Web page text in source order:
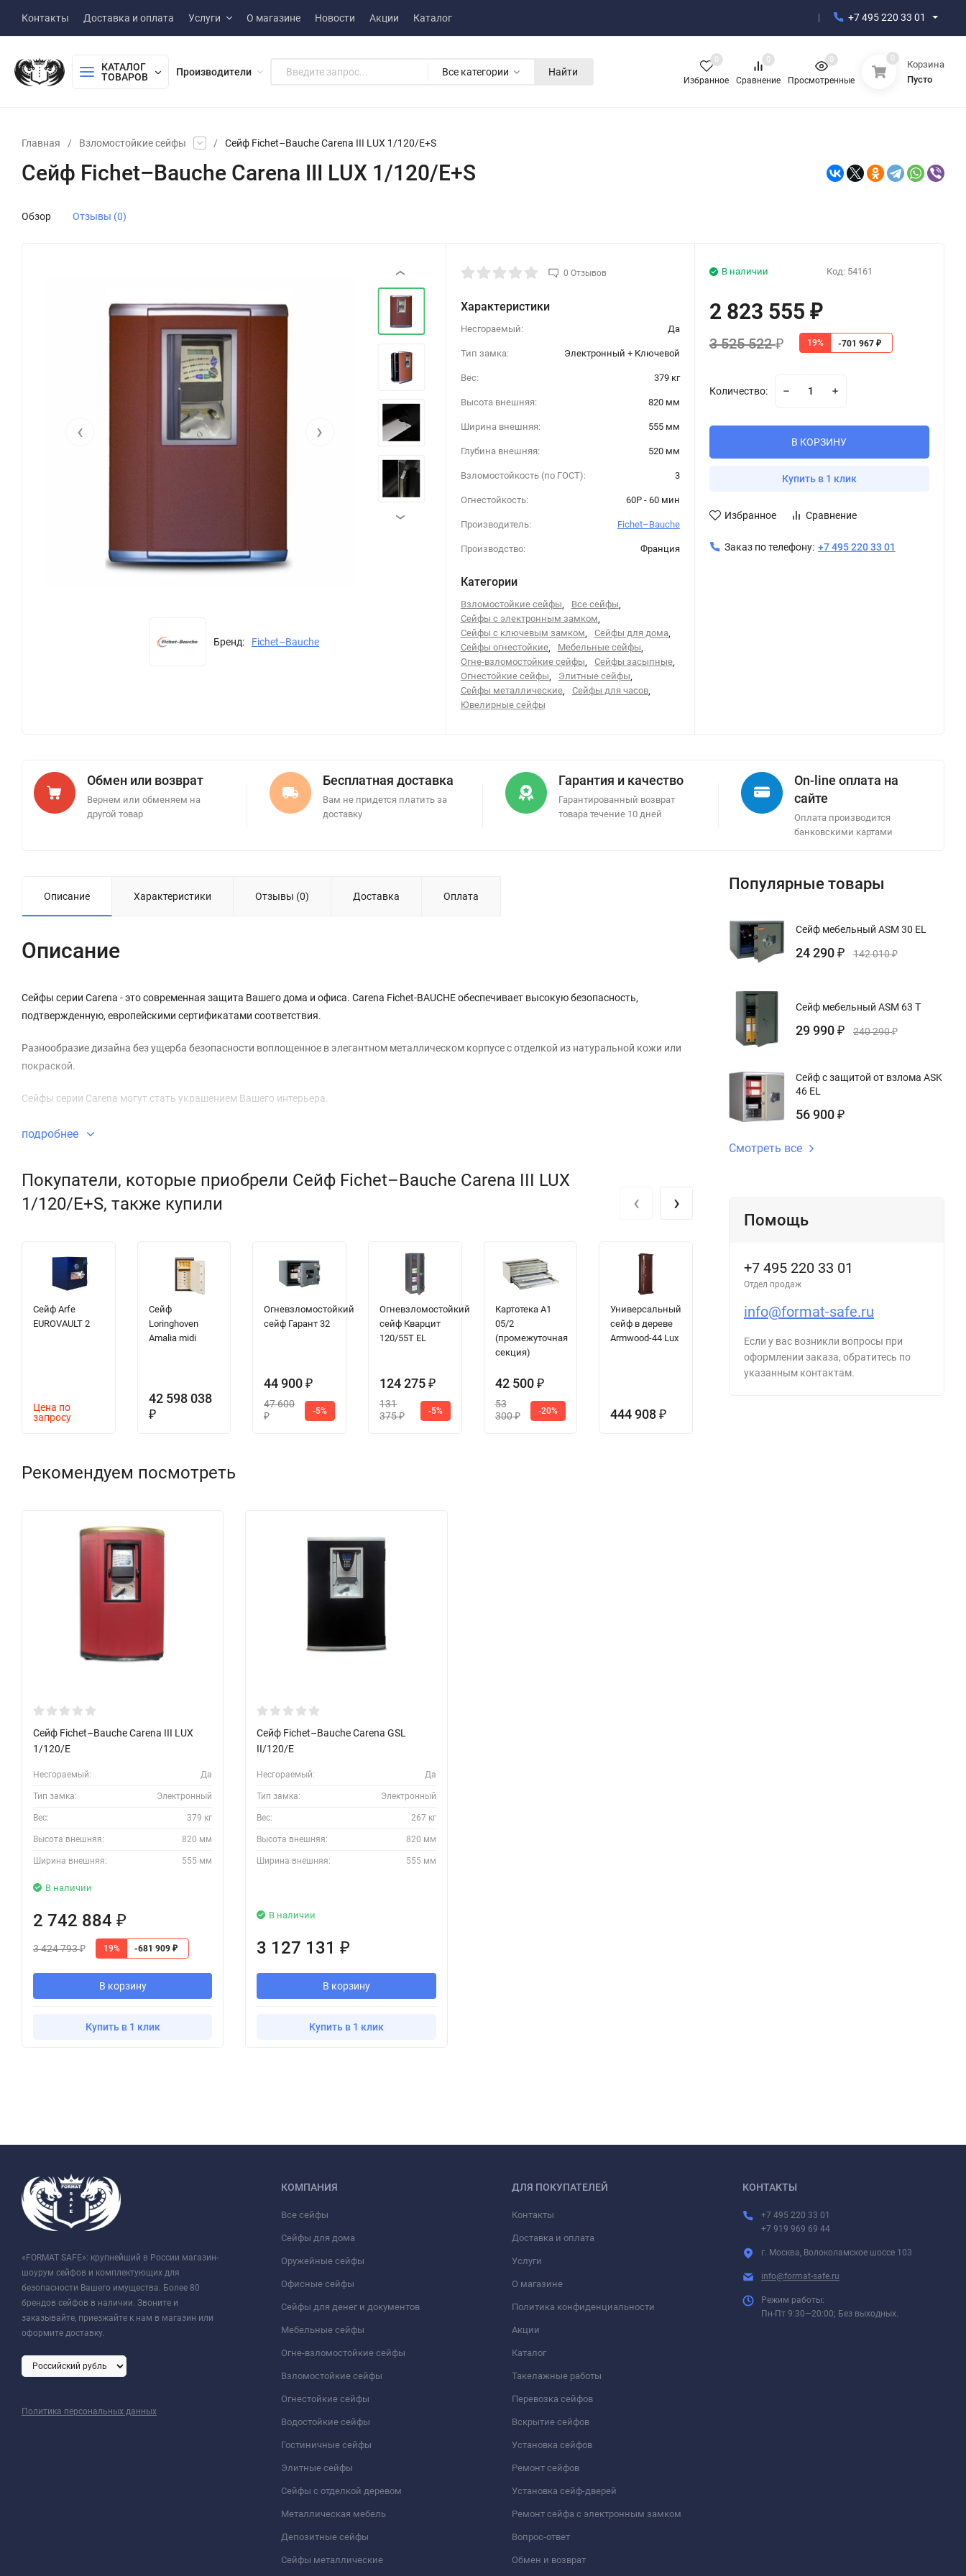
Контакты Доставка и оплата Услуги О магазине Новости Акции Каталог +7 495 220 33 01
КАТАЛОГ
ТОВАРОВ
Производители Все категории Найти
Избранное
0
Сравнение
0
Просмотренные
0 0
Корзина
Пусто
Главная / Взломостойкие сейфы / Сейф Fichet–Bauche Carena III LUX 1/120/E+S
Сейф Fichet–Bauche Carena III LUX 1/120/E+S
Обзор Отзывы (0)
‹ ›
‹
›
Бренд: Fichet–Bauche
0 Отзывов
Характеристики
Несгораемый: Да
Тип замка: Электронный + Ключевой
Вес: 379 кг
Высота внешняя: 820 мм
Ширина внешняя: 555 мм
Глубина внешняя: 520 мм
Взломостойкость (по ГОСТ): 3
Огнестойкость: 60P - 60 мин
Производитель: Fichet–Bauche
Производство: Франция
Категории
Взломостойкие сейфы, Все сейфы,
Сейфы с электронным замком,
Сейфы с ключевым замком, Сейфы для дома,
Сейфы огнестойкие, Мебельные сейфы,
Огне-взломостойкие сейфы, Сейфы засыпные,
Огнестойкие сейфы, Элитные сейфы,
Сейфы металлические, Сейфы для часов,
Ювелирные сейфы
В наличии Код: 54161
2 823 555 ₽
3 525 522₽ 19% -701 967 ₽
Количество:
В КОРЗИНУ
Купить в 1 клик
Избранное Сравнение
Заказ по телефону: +7 495 220 33 01
Обмен или возврат
Вернем или обменяем на
другой товар
Бесплатная доставка
Вам не придется платить за
доставку
Гарантия и качество
Гарантированный возврат
товара течение 10 дней
On-line оплата на
сайте
Оплата производится
банковскими картами
Описание Характеристики Отзывы (0) Доставка Оплата
Описание
Сейфы серии Carena - это современная защита Вашего дома и офиса. Carena Fichet-BAUCHE обеспечивает высокую безопасность,
подтвержденную, европейскими сертификатами соответствия.
Разнообразие дизайна без ущерба безопасности воплощенное в элегантном металлическом корпусе с отделкой из натуральной кожи или
покраской.
Сейфы серии Carena могут стать украшением Вашего интерьера.
подробнее
Покупатели, которые приобрели Сейф Fichet–Bauche Carena III LUX
1/120/E+S, также купили
Сейф Arfe
EUROVAULT 2
Цена по
запросу
Сейф
Loringhoven
Amalia midi
42 598 038
₽
Огневзломостойкий
сейф Гарант 32
44 900₽
47 600
₽
-5%
Огневзломостойкий
сейф Кварцит
120/55T EL
124 275 ₽
131
375₽
-5%
Картотека A1
05/2
(промежуточная
секция)
42 500 ₽
53
300₽
-20%
Универсальный
сейф в дереве
Armwood-44 Lux
444 908₽
Оружейный
отделкой
деревом
Flock
Оружейный
отделкой
деревом
‹ ›
Рекомендуем посмотреть
Сейф Fichet–Bauche Carena III LUX
1/120/E
Несгораемый: Да
Тип замка: Электронный
Вес: 379 кг
Высота внешняя: 820 мм
Ширина внешняя: 555 мм
В наличии
2 742 884 ₽
3 424 793₽ 19% -681 909 ₽
В корзину
Купить в 1 клик
Сейф Fichet–Bauche Carena GSL
II/120/E
Несгораемый: Да
Тип замка: Электронный
Вес: 267 кг
Высота внешняя: 820 мм
Ширина внешняя: 555 мм
В наличии
3 127 131₽
В корзину
Купить в 1 клик
Популярные товары
Сейф мебельный ASM 30 EL
24 290 ₽ 142 010₽
Сейф мебельный ASM 63 T
29 990 ₽ 240 290₽
Сейф с защитой от взлома ASK
46 EL
56 900 ₽
Смотреть все
Помощь
+7 495 220 33 01
Отдел продаж
info@format-safe.ru
Если у вас возникли вопросы при
оформлении заказа, обратитесь по
указанным контактам.
«FORMAT SAFE»: крупнейший в России магазин-
шоурум сейфов и комплектующих для
безопасности Вашего имущества. Более 80
брендов сейфов в наличии. Звоните и
заказывайте, приезжайте к нам в магазин или
оформите доставку.
Политика персональных данных
КОМПАНИЯ
Все сейфы
Сейфы для дома
Оружейные сейфы
Офисные сейфы
Сейфы для денег и документов
Мебельные сейфы
Огне-взломостойкие сейфы
Взломостойкие сейфы
Огнестойкие сейфы
Водостойкие сейфы
Гостиничные сейфы
Элитные сейфы
Сейфы с отделкой деревом
Металлическая мебель
Депозитные сейфы
Сейфы металлические
ДЛЯ ПОКУПАТЕЛЕЙ
Контакты
Доставка и оплата
Услуги
О магазине
Политика конфиденциальности
Акции
Каталог
Такелажные работы
Перевозка сейфов
Вскрытие сейфов
Установка сейфов
Ремонт сейфов
Установка сейф-дверей
Ремонт сейфа с электронным замком
Вопрос-ответ
Обмен и возврат
КОНТАКТЫ
+7 495 220 33 01
+7 919 969 69 44
г. Москва, Волоколамское шоссе 103
info@format-safe.ru
Режим работы:
Пн-Пт 9:30—20:00; Без выходных.